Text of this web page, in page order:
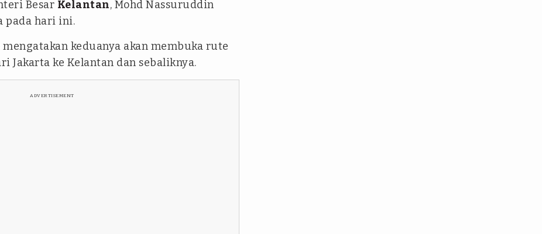
Besar Kelantan, Mohd Nassuruddin
pada hari ini.
keduanya akan membuka rute
Jakarta ke Kelantan dan sebaliknya.
ADVERTISEMENT